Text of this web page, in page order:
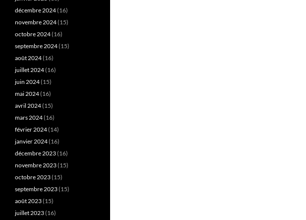
décembre 2024(16)
novembre 2024(15)
octobre 2024(16)
septembre 2024(15)
août 2024(16)
juillet 2024(16)
juin 2024(15)
mai 2024(16)
avril 2024(15)
mars 2024(16)
février 2024(14)
janvier 2024(16)
décembre 2023(16)
novembre 2023(15)
octobre 2023(15)
septembre 2023(15)
août 2023(15)
juillet 2023(16)